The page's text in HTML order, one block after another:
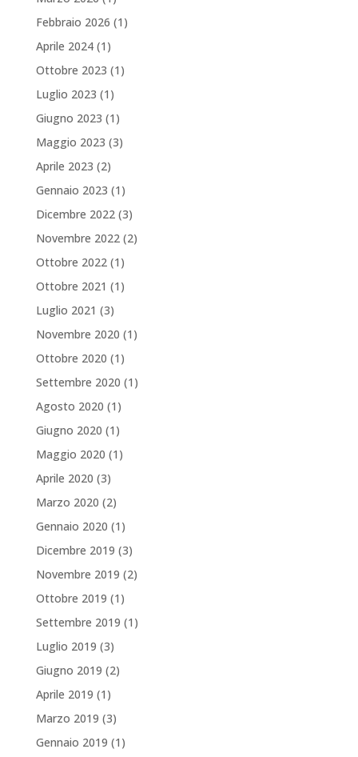
Febbraio 2026 (1)
Aprile 2024(1)
Ottobre 2023 (1)
Luglio 2023 (1)
Giugno 2023 (1)
Maggio 2023 (3)
Aprile 2023 (2)
Gennaio 2023 (1)
Dicembre 2022(3)
Novembre 2022(2)
Ottobre 2022(1)
Ottobre 2021 (1)
Luglio 2021 (3)
Novembre 2020 (1)
Ottobre 2020 (1)
Settembre 2020 (1)
Agosto 2020 (1)
Giugno 2020 (1)
Maggio 2020 (1)
Aprile 2020 (3)
Marzo 2020 (2)
Gennaio 2020 (1)
Dicembre 2019 (3)
Novembre 2019 (2)
Ottobre 2019 (1)
Settembre 2019 (1)
Luglio 2019 (3)
Giugno 2019 (2)
Aprile 2019 (1)
Marzo 2019 (3)
Gennaio 2019 (1)